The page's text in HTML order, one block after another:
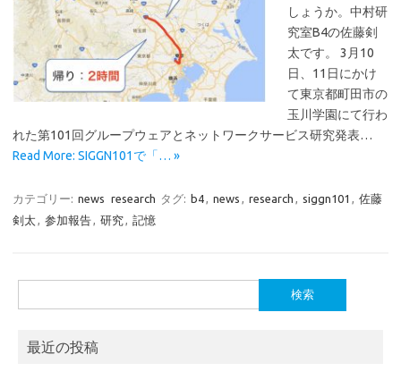
しょうか。中村研
究室B4の佐藤剣
太です。 3月10
日、11日にかけ
て東京都町田市の
玉川学園にて行わ
れた第101回グループウェアとネットワークサービス研究発表…
Read More: SIGGN101で「… »
カテゴリー: news research タグ: b4 news research siggn101
佐藤
剣太
参加報告 研究 記憶
索:
最近の投稿